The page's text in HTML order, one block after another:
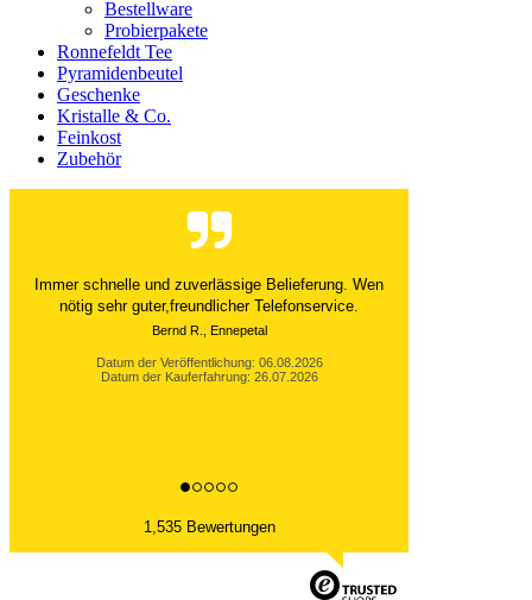
Bestellware
Probierpakete
Ronnefeldt Tee
Pyramidenbeutel
Geschenke
Kristalle & Co.
Feinkost
Zubehör
Immer schnelle und zuverlässige Belieferung. Wen
nötig sehr guter,freundlicher Telefonservice.
Bernd R., Ennepetal
Datum der Veröffentlichung: 06.08.2026
Datum der Kauferfahrung: 26.07.2026
1,535 Bewertungen